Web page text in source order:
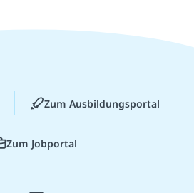
Zum Ausbildungsportal
Zum Jobportal